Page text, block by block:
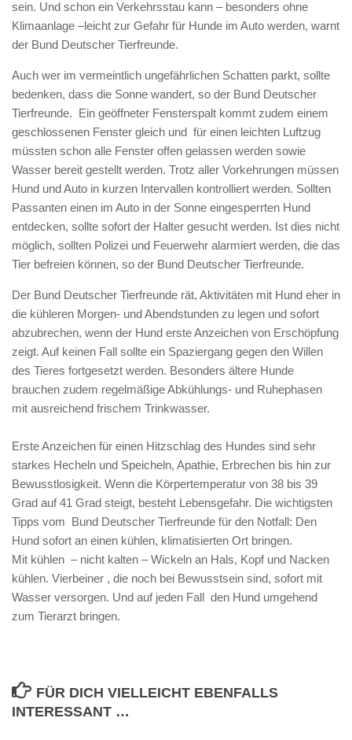
sein. Und schon ein Verkehrsstau kann – besonders ohne
Klimaanlage –leicht zur Gefahr für Hunde im Auto werden, warnt
der Bund Deutscher Tierfreunde.
Auch wer im vermeintlich ungefährlichen Schatten parkt, sollte
bedenken, dass die Sonne wandert, so der Bund Deutscher
Tierfreunde. Ein geöffneter Fensterspalt kommt zudem einem
geschlossenen Fenster gleich und für einen leichten Luftzug
müssten schon alle Fenster offen gelassen werden sowie
Wasser bereit gestellt werden. Trotz aller Vorkehrungen müssen
Hund und Auto in kurzen Intervallen kontrolliert werden. Sollten
Passanten einen im Auto in der Sonne eingesperrten Hund
entdecken, sollte sofort der Halter gesucht werden. Ist dies nicht
möglich, sollten Polizei und Feuerwehr alarmiert werden, die das
Tier befreien können, so der Bund Deutscher Tierfreunde.
Der Bund Deutscher Tierfreunde rät, Aktivitäten mit Hund eher in
die kühleren Morgen- und Abendstunden zu legen und sofort
abzubrechen, wenn der Hund erste Anzeichen von Erschöpfung
zeigt. Auf keinen Fall sollte ein Spaziergang gegen den Willen
des Tieres fortgesetzt werden. Besonders ältere Hunde
brauchen zudem regelmäßige Abkühlungs- und Ruhephasen
mit ausreichend frischem Trinkwasser.
Erste Anzeichen für einen Hitzschlag des Hundes sind sehr
starkes Hecheln und Speicheln, Apathie, Erbrechen bis hin zur
Bewusstlosigkeit. Wenn die Körpertemperatur von 38 bis 39
Grad auf 41 Grad steigt, besteht Lebensgefahr. Die wichtigsten
Tipps vom Bund Deutscher Tierfreunde für den Notfall: Den
Hund sofort an einen kühlen, klimatisierten Ort bringen.
Mit kühlen – nicht kalten – Wickeln an Hals, Kopf und Nacken
kühlen. Vierbeiner , die noch bei Bewusstsein sind, sofort mit
Wasser versorgen. Und auf jeden Fall den Hund umgehend
zum Tierarzt bringen.
FÜR DICH VIELLEICHT EBENFALLS
INTERESSANT …